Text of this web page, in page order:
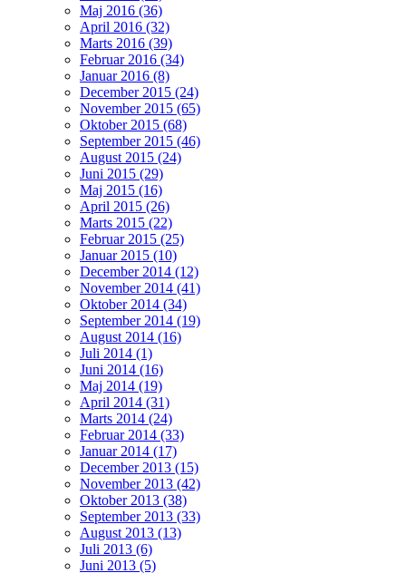
Maj 2016 (36)
April 2016 (32)
Marts 2016 (39)
Februar 2016 (34)
Januar 2016 (8)
December 2015 (24)
November 2015 (65)
Oktober 2015 (68)
September 2015 (46)
August 2015 (24)
Juni 2015 (29)
Maj 2015 (16)
April 2015 (26)
Marts 2015 (22)
Februar 2015 (25)
Januar 2015 (10)
December 2014 (12)
November 2014 (41)
Oktober 2014 (34)
September 2014 (19)
August 2014 (16)
Juli 2014 (1)
Juni 2014 (16)
Maj 2014 (19)
April 2014 (31)
Marts 2014 (24)
Februar 2014 (33)
Januar 2014 (17)
December 2013 (15)
November 2013 (42)
Oktober 2013 (38)
September 2013 (33)
August 2013 (13)
Juli 2013 (6)
Juni 2013 (5)